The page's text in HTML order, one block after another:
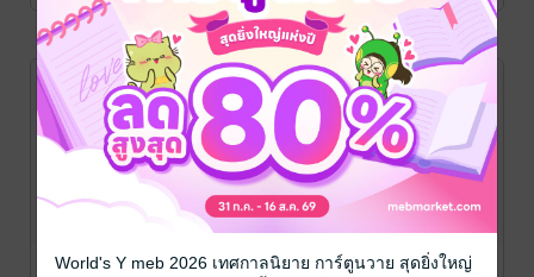
World's Y meb 2026 เทศกาลนิยาย การ์ตูนวาย สุดยิ่งใหญ่